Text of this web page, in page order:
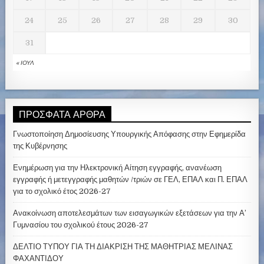
« ΙΟΎΛ
24 25 26 27 28 29 30
31
ΠΡΌΣΦΑΤΑ ΆΡΘΡΑ
Γνωστοποίηση Δημοσίευσης Υπουργικής Απόφασης στην Εφημερίδα
της Κυβέρνησης
Ενημέρωση για την Ηλεκτρονική Αίτηση εγγραφής, ανανέωση
εγγραφής ή μετεγγραφής μαθητών /τριών σε ΓΕΛ, ΕΠΑΛ και Π. ΕΠΑΛ
για το σχολικό έτος 2026-27
Ανακοίνωση αποτελεσμάτων των εισαγωγικών εξετάσεων για την Α’
Γυμνασίου του σχολικού έτους 2026-27
ΔΕΛΤΙΟ ΤΥΠΟΥ ΓΙΑ ΤΗ ΔΙΑΚΡΙΣΗ ΤΗΣ ΜΑΘΗΤΡΙΑΣ ΜΕΛΙΝΑΣ
ΦΑΧΑΝΤΙΔΟΥ